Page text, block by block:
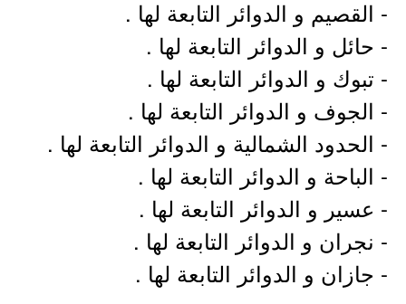
- القصيم و الدوائر التابعة لها .
- حائل و الدوائر التابعة لها .
- تبوك و الدوائر التابعة لها .
- الجوف و الدوائر التابعة لها .
- الحدود الشمالية و الدوائر التابعة لها .
- الباحة و الدوائر التابعة لها .
- عسير و الدوائر التابعة لها .
- نجران و الدوائر التابعة لها .
- جازان و الدوائر التابعة لها .